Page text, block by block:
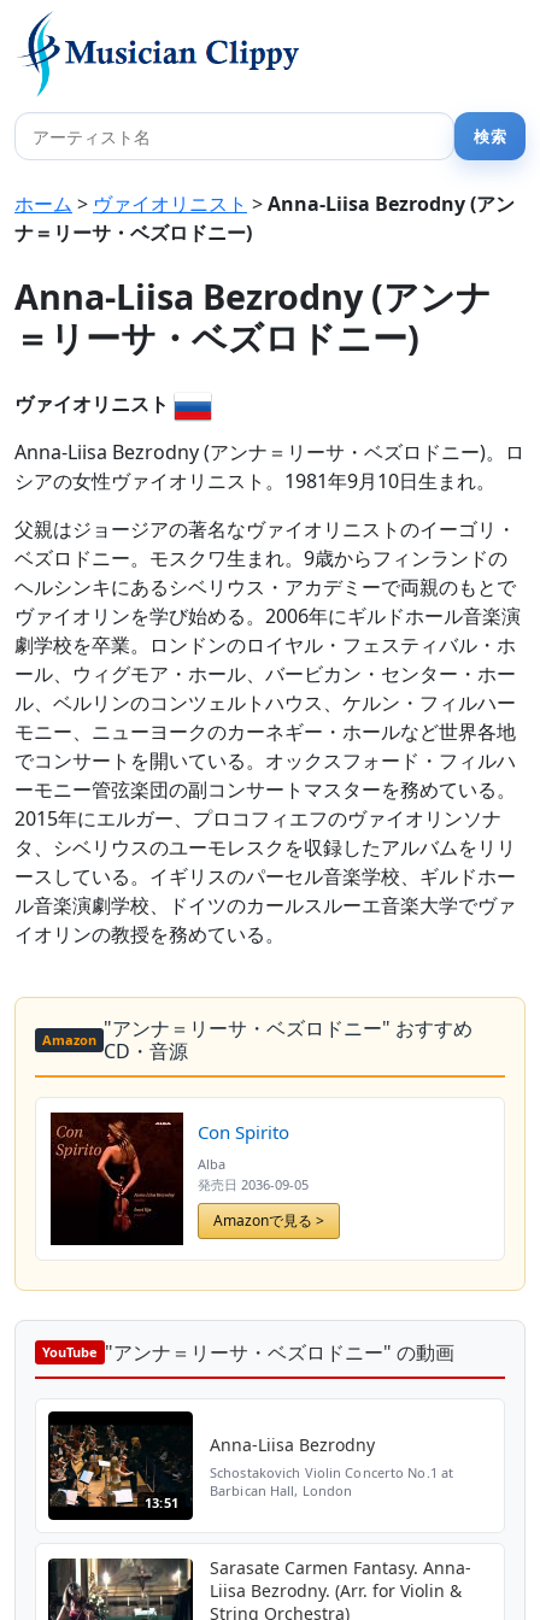
ホーム > ヴァイオリニスト >Anna-Liisa Bezrodny (アン
ナ＝リーサ・ベズロドニー)
Anna-Liisa Bezrodny (アンナ
＝リーサ・ベズロドニー)
ヴァイオリニスト
Anna-Liisa Bezrodny (アンナ＝リーサ・ベズロドニー)。ロ
シアの女性ヴァイオリニスト。1981年9月10日生まれ。
父親はジョージアの著名なヴァイオリニストのイーゴリ・
ベズロドニー。モスクワ生まれ。9歳からフィンランドの
ヘルシンキにあるシベリウス・アカデミーで両親のもとで
ヴァイオリンを学び始める。2006年にギルドホール音楽演
劇学校を卒業。ロンドンのロイヤル・フェスティバル・ホ
ール、ウィグモア・ホール、バービカン・センター・ホー
ル、ベルリンのコンツェルトハウス、ケルン・フィルハー
モニー、ニューヨークのカーネギー・ホールなど世界各地
でコンサートを開いている。オックスフォード・フィルハ
ーモニー管弦楽団の副コンサートマスターを務めている。
2015年にエルガー、プロコフィエフのヴァイオリンソナ
タ、シベリウスのユーモレスクを収録したアルバムをリリ
ースしている。イギリスのパーセル音楽学校、ギルドホー
ル音楽演劇学校、ドイツのカールスルーエ音楽大学でヴァ
イオリンの教授を務めている。
Amazon "アンナ＝リーサ・ベズロドニー" おすすめ
CD・音源
Con Spirito
Alba
発売日 2036-09-05
Amazonで見る >
YouTube "アンナ＝リーサ・ベズロドニー" の動画
13:51
Anna-Liisa Bezrodny
Schostakovich Violin Concerto No.1 at
Barbican Hall, London
Sarasate Carmen Fantasy. Anna-
Liisa Bezrodny. (Arr. for Violin &
String Orchestra)